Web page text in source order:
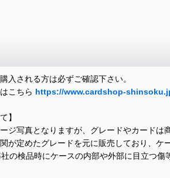
入される方は必ずご確認下さい。
こちら https://www.cardshop-
】
ジ写真となりますが、グレードやカードは
が定めたグレードを元に販売しており、
の検品時にケースの内部や外部に目立つ